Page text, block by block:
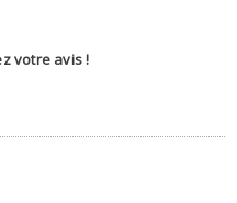
votre avis !